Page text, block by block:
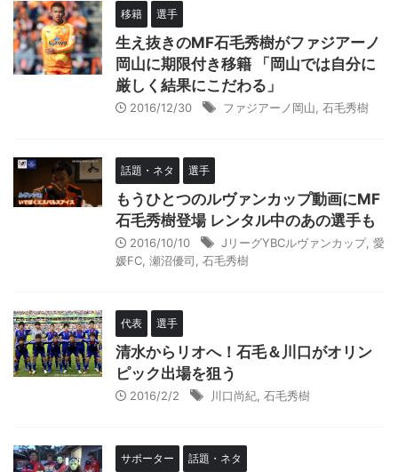
移籍 選手
生え抜きのMF石毛秀樹がファジアーノ
岡山に期限付き移籍 「岡山では自分に
厳しく結果にこだわる」
2016/12/30 ファジアーノ岡山 石毛秀樹
話題・ネタ 選手
もうひとつのルヴァンカップ動画にMF
石毛秀樹登場 レンタル中のあの選手も
2016/10/10 JリーグYBCルヴァンカップ, 愛
媛FC 瀬沼優司 石毛秀樹
代表 選手
清水からリオへ！石毛＆川口がオリン
ピック出場を狙う
2016/2/2 川口尚紀 石毛秀樹
サポーター 話題・ネタ